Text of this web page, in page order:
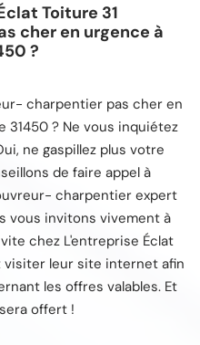
Toiture 31
cher en urgence à
?
charpentier pas cher en
31450 ? Ne vous inquiétez
ne gaspillez plus votre
de faire appel à
charpentier expert
vous invitons vivement à
chez L'entreprise Éclat
visiter leur site internet afin
les offres valables. Et
offert !